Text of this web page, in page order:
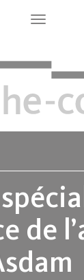
Toggle
de